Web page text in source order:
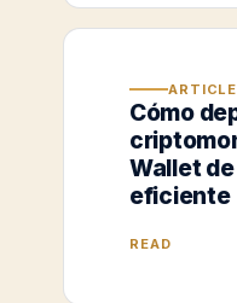
ARTICLE
Cómo
Wallet
eficiente
READ